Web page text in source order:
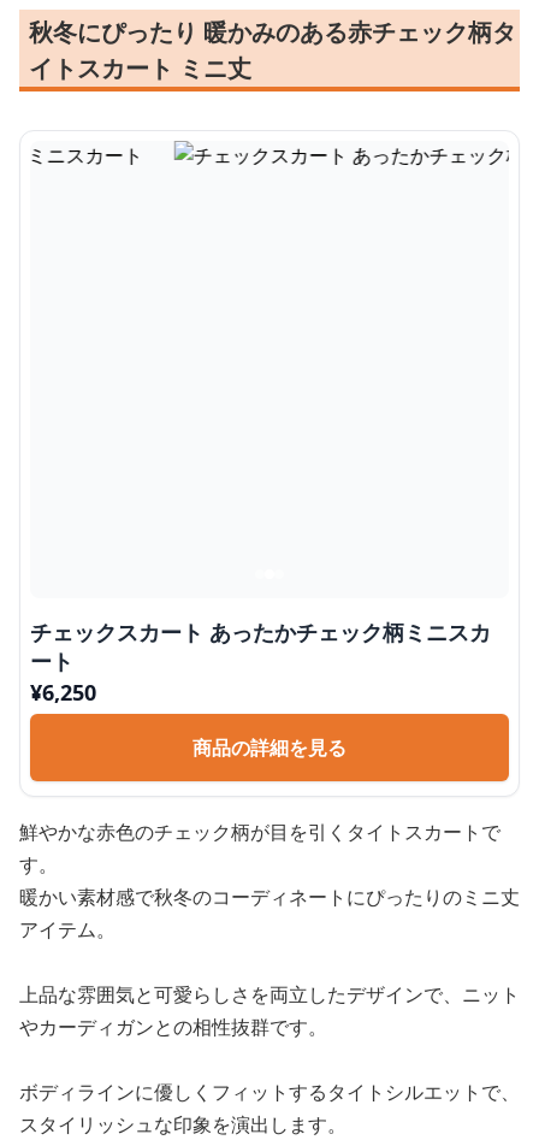
秋冬にぴったり 暖かみのある赤チェック柄タ
イトスカート ミニ丈
チェックスカート あったかチェック柄ミニスカ
ート
¥6,250
商品の詳細を見る
鮮やかな赤色のチェック柄が目を引くタイトスカートで
す。
暖かい素材感で秋冬のコーディネートにぴったりのミニ丈
アイテム。
上品な雰囲気と可愛らしさを両立したデザインで、ニット
やカーディガンとの相性抜群です。
ボディラインに優しくフィットするタイトシルエットで、
スタイリッシュな印象を演出します。